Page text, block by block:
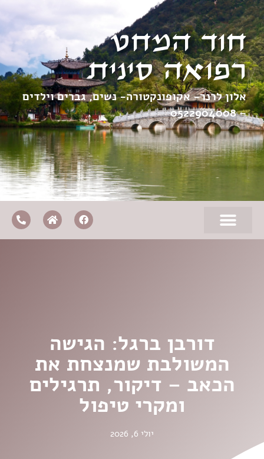
חוד המחט
רפואה סינית
אלון לרנר- אקופונקטורה- נשים, גברים וילדים
–
0522904008
דורבן ברגל: הגישה
המשולבת שמנצחת את
הכאב – דיקור, תרגילים
ומקרי טיפול
יולי 6, 2026